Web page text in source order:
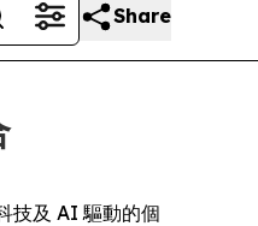
Share
技及 AI 驅動的個